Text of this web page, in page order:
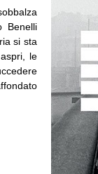
Benelli
si sta
le